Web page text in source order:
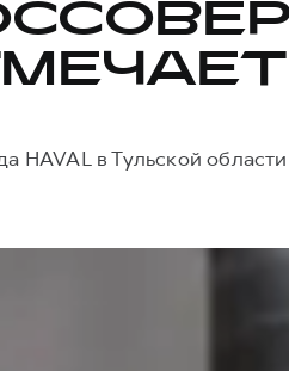
HAVAL в Тульской